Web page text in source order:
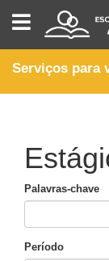
ESCOLA
DIGITAL
-
ALUNO
Serviços para
Palavras-chave
Período